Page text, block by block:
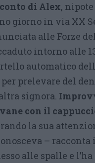
di Alex,
giorno in via XX
alle Forze
intorno alle
automatico
prelevare del
signora.
con il
la sua
–
alle spalle e